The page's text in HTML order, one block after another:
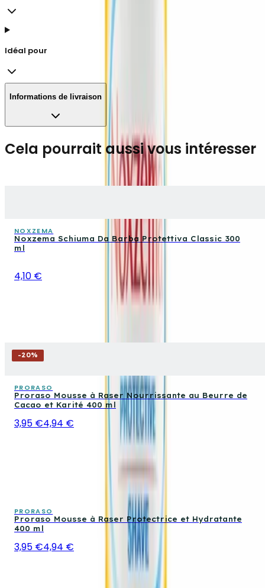
Idéal pour
Informations de livraison
Cela pourrait aussi vous intéresser
NOXZEMA
Noxzema Schiuma Da Barba Protettiva Classic 300
ml
4,10 €
-20%
PRORASO
Proraso Mousse à Raser Nourrissante au Beurre de
Cacao et Karité 400 ml
3,95 €4,94 €
PRORASO
Proraso Mousse à Raser Protectrice et Hydratante
400 ml
3,95 €4,94 €